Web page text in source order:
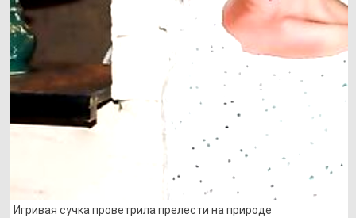
Игривая сучка проветрила прелести на природе